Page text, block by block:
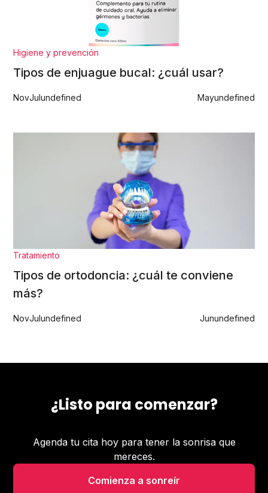
Higiene y prevención
Tipos de enjuague bucal: ¿cuál usar?
NovJulundefined Mayundefined
Tratamiento
Tipos de ortodoncia: ¿cuál te conviene
más?
NovJulundefined Junundefined
¿Listo para comenzar?
Agenda tu cita hoy para tener la sonrisa que
mereces.
Comienza a sonreír